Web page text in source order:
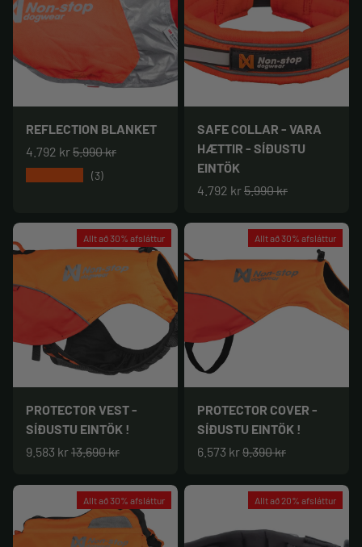
REFLECTION BLANKET
4.792 kr5.990 kr
(3)
SAFE COLLAR - VARA
HÆTTIR - SÍÐUSTU
EINTÖK
4.792 kr5.990 kr
Allt að 30% afsláttur
PROTECTOR VEST -
SÍÐUSTU EINTÖK !
9.583 kr13.690 kr
Allt að 30% afsláttur
PROTECTOR COVER -
SÍÐUSTU EINTÖK !
6.573 kr9.390 kr
Allt að 30% afsláttur Allt að 20% afsláttur